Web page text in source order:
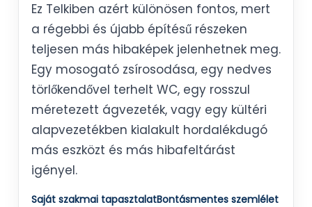
Ez Telkiben azért különösen fontos, mert
a régebbi és újabb építésű részeken
teljesen más hibaképek jelenhetnek meg.
Egy mosogató zsírosodása, egy nedves
törlőkendővel terhelt WC, egy rosszul
méretezett ágvezeték, vagy egy kültéri
alapvezetékben kialakult hordalékdugó
más eszközt és más hibafeltárást
igényel.
Saját szakmai tapasztalatBontásmentes szemlélet